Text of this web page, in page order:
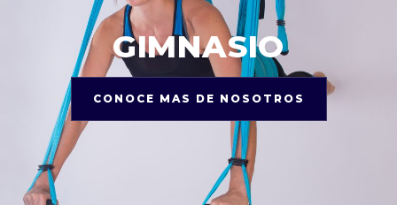
GIMNASIO
CONOCE MAS DE NOSOTROS